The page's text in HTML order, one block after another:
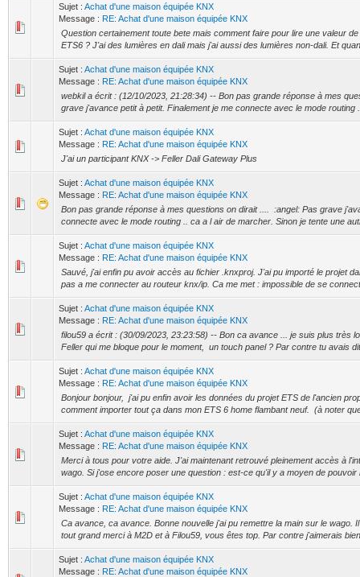
Sujet : Achat d'une maison équipée KNX
Message : RE: Achat d'une maison équipée KNX
Question certainement toute bete mais comment faire pour lire une valeur
ETS6 ? J'ai des lumières en dali mais j'ai aussi des lumières non-dali. Et
Sujet : Achat d'une maison équipée KNX
Message : RE: Achat d'une maison équipée KNX
webkil a écrit : (12/10/2023, 21:28:34) -- Bon pas grande réponse à mes
grave j'avance petit à petit. Finalement je me connecte avec le mode routing
Sujet : Achat d'une maison équipée KNX
Message : RE: Achat d'une maison équipée KNX
J'ai un participant KNX -> Feller Dali Gateway Plus
Sujet : Achat d'une maison équipée KNX
Message : RE: Achat d'une maison équipée KNX
Bon pas grande réponse à mes questions on dirait .... :angel: Pas grave
connecte avec le mode routing .. ca a l air de marcher. Sinon je tente une
Sujet : Achat d'une maison équipée KNX
Message : RE: Achat d'une maison équipée KNX
Sauvé, j'ai enfin pu avoir accès au fichier .knxproj. J'ai pu importé le projet
pas a me connecter au routeur knx/ip. Ca me met : impossible de se
Sujet : Achat d'une maison équipée KNX
Message : RE: Achat d'une maison équipée KNX
filou59 a écrit : (30/09/2023, 23:23:58) -- Bon ca avance ... je suis plus très
Feller qui me bloque pour le moment, un touch panel ? Par contre tu avais
Sujet : Achat d'une maison équipée KNX
Message : RE: Achat d'une maison équipée KNX
Bonjour bonjour, j'ai pu enfin avoir les données du projet ETS de l'ancien
comment importer tout ça dans mon ETS 6 home flambant neuf. (à noter
Sujet : Achat d'une maison équipée KNX
Message : RE: Achat d'une maison équipée KNX
Merci à tous pour votre aide. J'ai maintenant retrouvé pleinement accès à
wago. Si j'ose encore poser une question : est-ce qu'il y a moyen de pouvoir
Sujet : Achat d'une maison équipée KNX
Message : RE: Achat d'une maison équipée KNX
Ca avance, ca avance. Bonne nouvelle j'ai pu remettre la main sur le wago.
tout grand merci à M2D et à Filou59, vous êtes top. Par contre j'aimerais
Sujet : Achat d'une maison équipée KNX
Message : RE: Achat d'une maison équipée KNX